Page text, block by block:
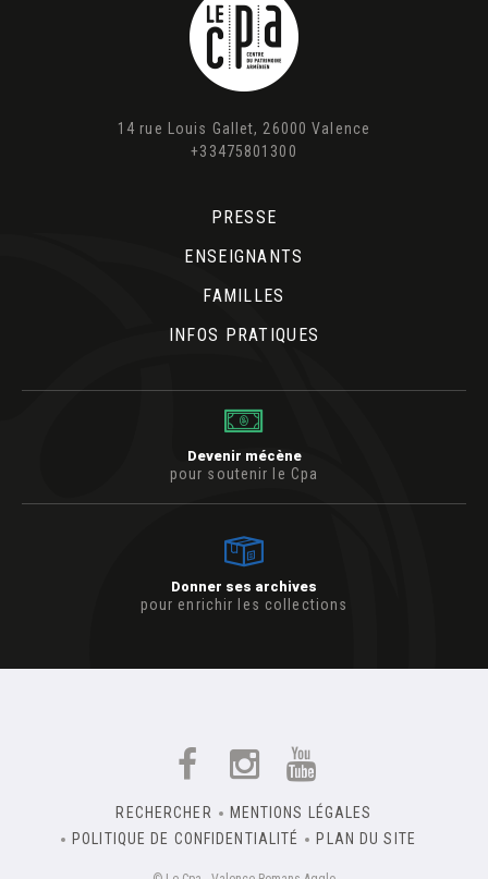
14 rue Louis Gallet, 26000 Valence
+33475801300
PRESSE
ENSEIGNANTS
FAMILLES
INFOS PRATIQUES
Devenir mécène
pour soutenir le Cpa
Donner ses archives
pour enrichir les collections
RECHERCHER
MENTIONS LÉGALES
POLITIQUE DE CONFIDENTIALITÉ
PLAN DU SITE